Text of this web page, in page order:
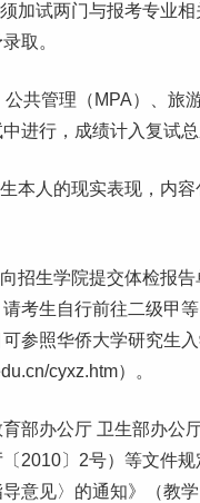
加试两门与报考专业相
取。
共管理（MPA）、旅
进行，成绩计入复试总
本人的现实表现，内
招生学院提交体检报
考生自行前往二级甲
参照华侨大学研究生
cyxz.htm）。
部办公厅 卫生部办公
2010〕2号）等文件
意见〉的通知》（教